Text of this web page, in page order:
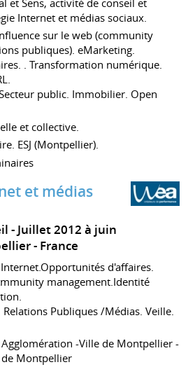
Internet et médias sociaux.
sur le web (community
publiques). eMarketing.
. Transformation numérique.
public. Immobilier. Open
et collective.
ESJ (Montpellier).
et médias
Juillet 2012 à juin
France
d'affaires.
management.Identité
Publiques /Médias. Veille.
-Ville de Montpellier -
Montpellier